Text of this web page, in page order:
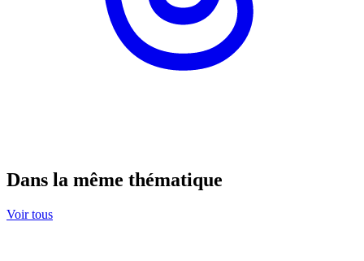
Dans la même thématique
Voir tous